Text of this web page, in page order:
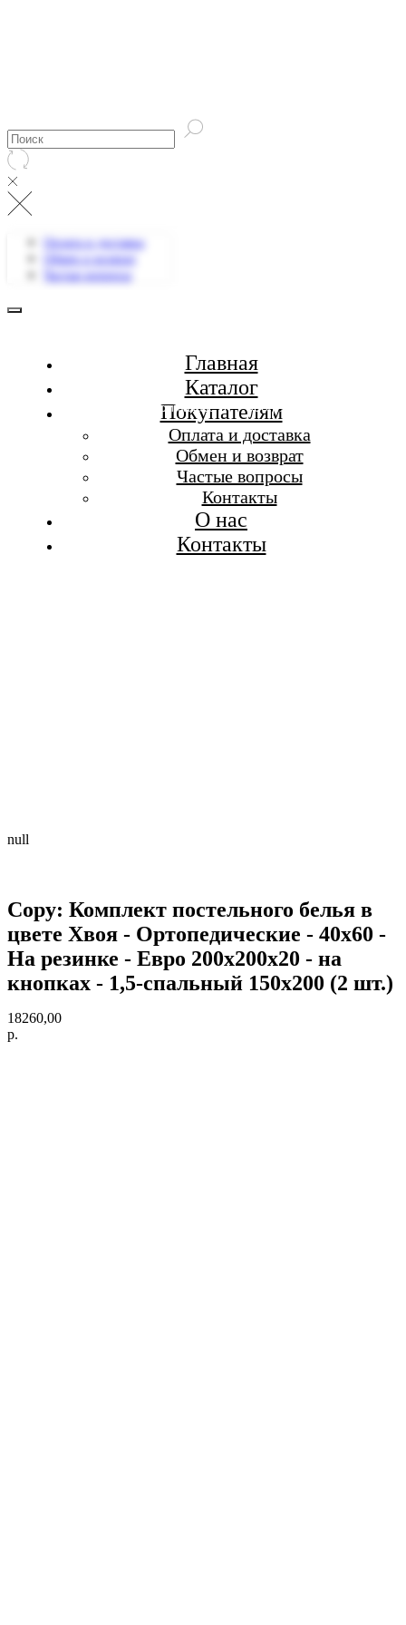
Бесплатная доставка при заказе от 7 000 р.
null
Оплата и доставка
Обмен и возврат
Частые вопросы
Главная
Каталог
Покупателям
Оплата и доставка
Обмен и возврат
Частые вопросы
Контакты
О нас
Контакты
Copy: Комплект постельного белья в
цвете Хвоя - Ортопедические - 40х60 -
На резинке - Евро 200х200х20 - на
кнопках - 1,5-спальный 150х200 (2 шт.)
18260,00
р.